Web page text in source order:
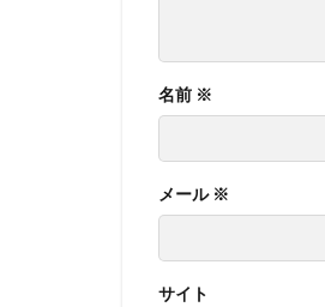
名前 ※
メール ※
サイト